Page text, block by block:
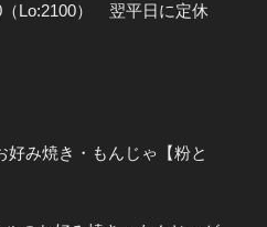
Lo:2100） 翌平日に定休
み焼き・もんじゃ【粉と